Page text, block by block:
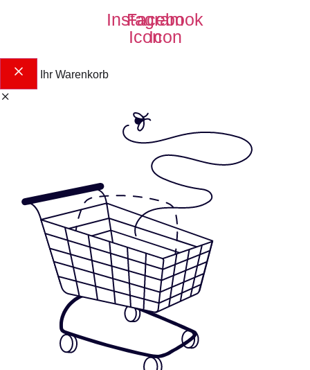
Instagram
Icon
Facebook
Icon
Ihr Warenkorb